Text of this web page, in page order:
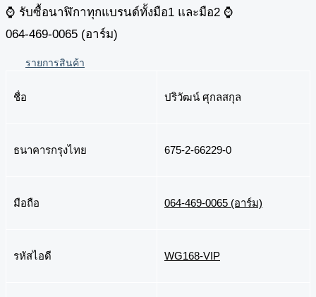
⌚️ รับซื้อนาฬิกาทุกแบรนด์ทั้งมือ1 และมือ2 ⌚️
064-469-0065 (อาร์ม)
รายการสินค้า
ชื่อ ปริวัฒน์ ศุกลสกุล
ธนาคารกรุงไทย 675-2-66229-0
มือถือ 064-469-0065 (อาร์ม)
รหัสไอดี WG168-VIP